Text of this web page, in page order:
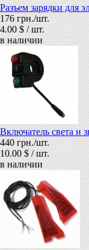
Разъем зарядки для
176 грн./шт.
4.00 $ / шт.
в наличии
Включатель света и
440 грн./шт.
10.00 $ / шт.
в наличии